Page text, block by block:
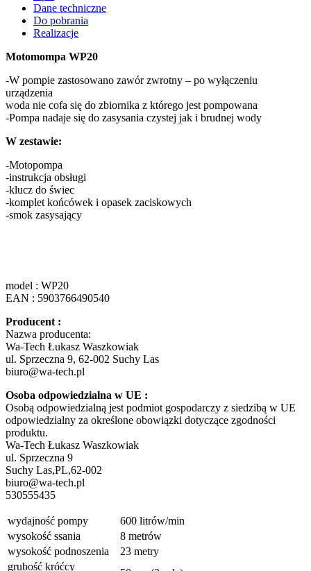
Dane techniczne
Do pobrania
Realizacje
Motomompa WP20
-W pompie zastosowano zawór zwrotny – po wyłączeniu
urządzenia
woda nie cofa się do zbiornika z którego jest pompowana
-Pompa nadaje się do zasysania czystej jak i brudnej wody
W zestawie:
-Motopompa
-instrukcja obsługi
-klucz do świec
-komplet końcówek i opasek zaciskowych
-smok zasysający
model : WP20
EAN : 5903766490540
Producent :
Nazwa producenta:
Wa-Tech Łukasz Waszkowiak
ul. Sprzeczna 9, 62-002 Suchy Las
biuro@wa-tech.pl
Osoba odpowiedzialna w UE :
Osobą odpowiedzialną jest podmiot gospodarczy z siedzibą w UE
odpowiedzialny za określone obowiązki dotyczące zgodności
produktu.
Wa-Tech Łukasz Waszkowiak
ul. Sprzeczna 9
Suchy Las,PL,62-002
biuro@wa-tech.pl
530555435
wydajność pompy
600 litrów/min
wysokość ssania
8 metrów
wysokość podnoszenia
23 metry
grubość króćcy